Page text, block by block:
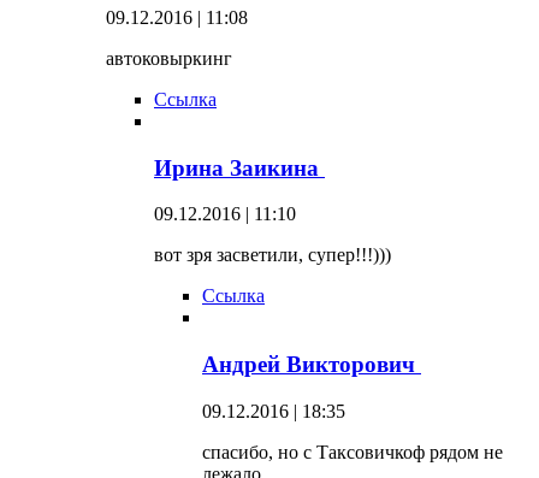
09.12.2016 | 11:08
автоковыркинг
Ссылка
Ирина Заикина
09.12.2016 | 11:10
вот зря засветили, супер!!!)))
Ссылка
Андрей Викторович
09.12.2016 | 18:35
спасибо, но с Таксовичкоф рядом не
лежало